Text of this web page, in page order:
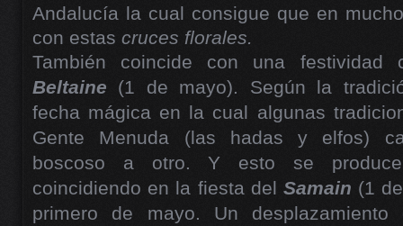
Andalucía la cual consigue que en
con estas cruces florales.
También coincide con una festividad
Beltaine
(1 de mayo). Según la
fecha mágica en la cual algunas
Gente Menuda (las hadas y elfos)
boscoso a otro. Y esto se
coincidiendo en la fiesta del Samain (1
primero de mayo. Un